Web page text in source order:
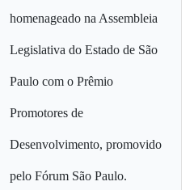
homenageado na Assembleia
Legislativa do Estado de São
Paulo com o Prêmio
Promotores de
Desenvolvimento, promovido
pelo Fórum São Paulo.